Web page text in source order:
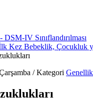
DSM-IV Sınıflandırılması
Kez Bebeklik, Çocukluk
/Kategori